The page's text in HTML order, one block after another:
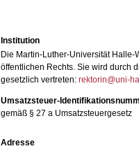
Institution
Die Martin-Luther-Universität
öffentlichen Rechts. Sie wird durch
gesetzlich vertreten: rektorin@uni-
Umsatzsteuer-
gemäß § 27 a Umsatzsteuergesetz
Adresse